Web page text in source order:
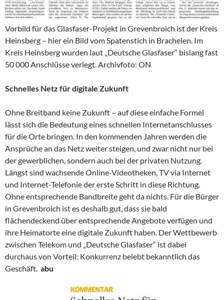
Vorbild für das Glasfaser-Projekt in Grevenbroich ist der Kreis
Heinsberg – hier ein Bild vom Spatenstich in Brachelen. Im
Kreis Heinsberg wurden laut „Deutsche Glasfaser“ bislang fast
50 000 Anschlüsse verlegt. Archivfoto: ON
Schnelles Netz für digitale Zukunft
Ohne Breitband keine Zukunft – auf diese einfache Formel
lässt sich die Bedeutung eines schnellen Internetanschlusses
für die Orte bringen. In den kommenden Jahren werden die
Ansprüche an das Netz weiter steigen, und zwar nicht nur bei
der gewerblichen, sondern auch bei der privaten Nutzung.
Längst sind wachsende Online-Videotheken, TV via Internet
und Internet-Telefonie der erste Schritt in diese Richtung.
Ohne entsprechende Bandbreite geht da nichts. Für die Bürger
in Grevenbroich ist es deshalb gut, dass sie bald
flächendeckend über entsprechende Angebote verfügen und
ihre Heimatorte eine digitale Zukunft haben. Der Wettbewerb
zwischen Telekom und „Deutsche Glasfaser“ ist dabei
durchaus von Vorteil: Konkurrenz belebt bekanntlich das
Geschäft. abu